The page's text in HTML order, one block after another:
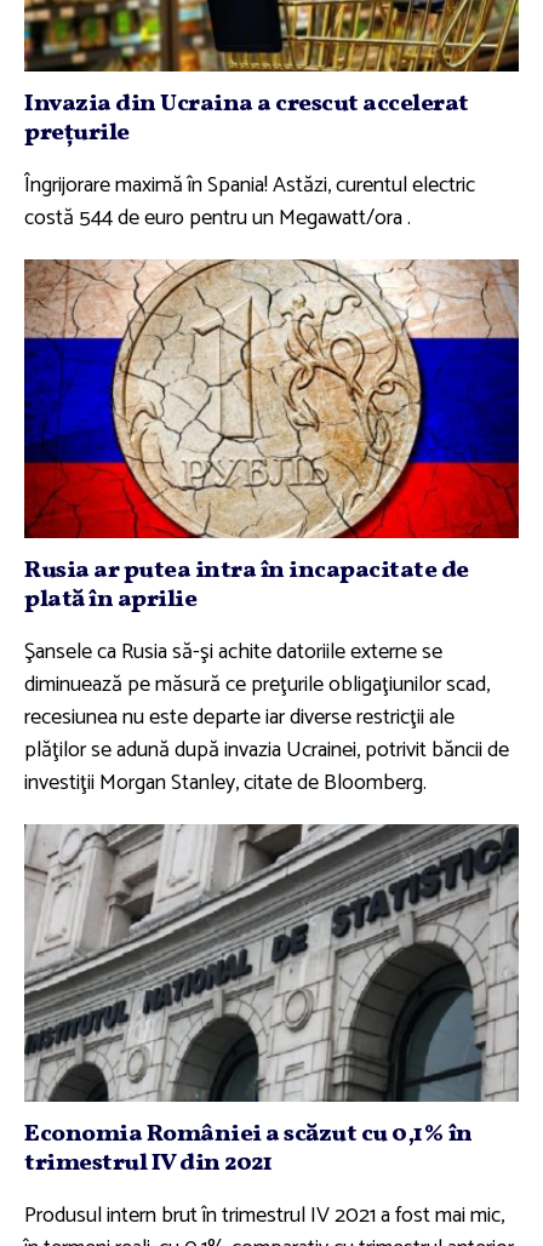
Invazia din Ucraina a crescut accelerat
preţurile
Îngrijorare maximă în Spania! Astăzi, curentul electric
costă 544 de euro pentru un Megawatt/ora .
Rusia ar putea intra în incapacitate de
plată în aprilie
Şansele ca Rusia să-şi achite datoriile externe se
diminuează pe măsură ce preţurile obligaţiunilor scad,
recesiunea nu este departe iar diverse restricţii ale
plăţilor se adună după invazia Ucrainei, potrivit băncii de
investiţii Morgan Stanley, citate de Bloomberg.
Economia României a scăzut cu 0,1% în
trimestrul IV din 2021
Produsul intern brut în trimestrul IV 2021 a fost mai mic,